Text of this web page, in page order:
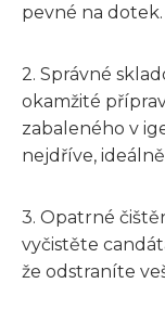
pevné na dotek.
2. Správné
okamžité
zabaleného v
nejdříve,
3. Opatrné
vyčistěte
že odstraníte